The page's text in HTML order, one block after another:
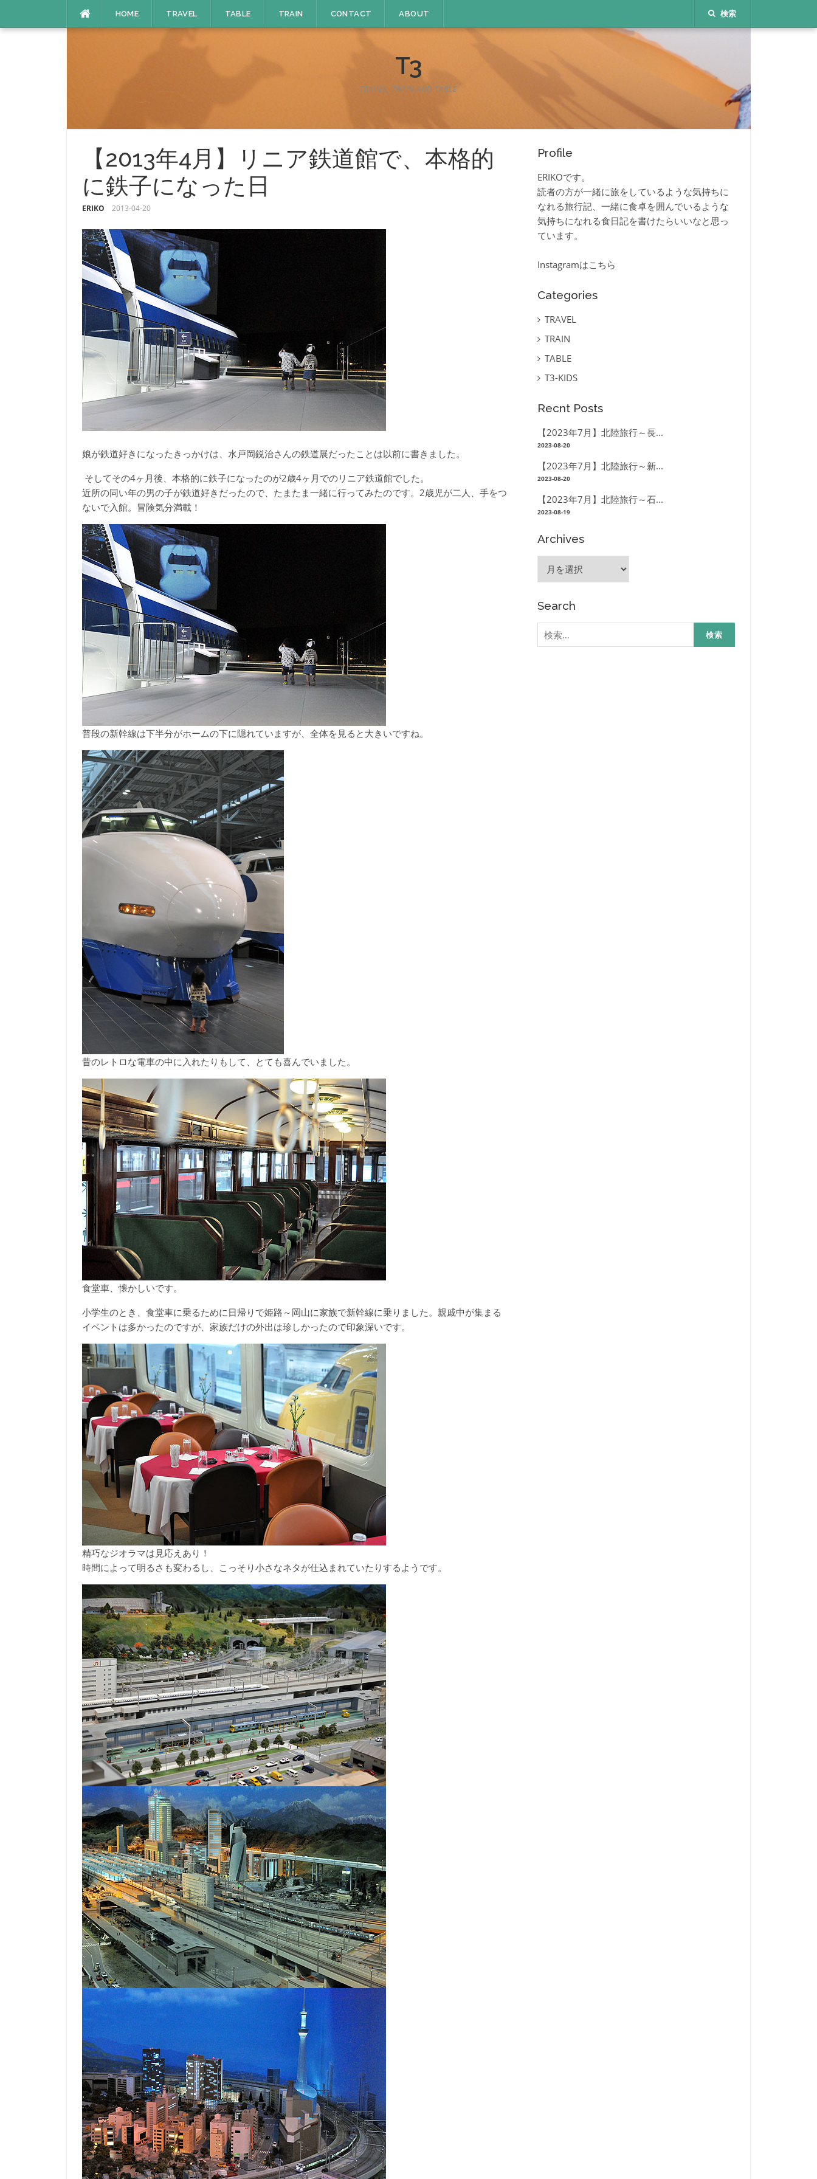
HOME TRAVEL TABLE TRAIN CONTACT ABOUT 検索
T3
TRAVEL, TRAIN AND TABLE
【2013年4月】リニア鉄道館で、本格的
に鉄子になった日
ERIKO 2013-04-20
娘が鉄道好きになったきっかけは、水戸岡鋭治さんの鉄道展だったことは以前に書きました。
そしてその4ヶ月後、本格的に鉄子になったのが2歳4ヶ月でのリニア鉄道館でした。
近所の同い年の男の子が鉄道好きだったので、たまたま一緒に行ってみたのです。2歳児が二人、手をつ
ないで入館。冒険気分満載！
普段の新幹線は下半分がホームの下に隠れていますが、全体を見ると大きいですね。
昔のレトロな電車の中に入れたりもして、とても喜んでいました。
食堂車、懐かしいです。
小学生のとき、食堂車に乗るために日帰りで姫路～岡山に家族で新幹線に乗りました。親戚中が集まる
イベントは多かったのですが、家族だけの外出は珍しかったので印象深いです。
精巧なジオラマは見応えあり！
時間によって明るさも変わるし、こっそり小さなネタが仕込まれていたりするようです。
Profile
ERIKOです。
読者の方が一緒に旅をしているような気持ちに
なれる旅行記、一緒に食卓を囲んでいるような
気持ちになれる食日記を書けたらいいなと思っ
ています。
Instagramはこちら
Categories
TRAVEL
TRAIN
TABLE
T3-KIDS
Recnt Posts
【2023年7月】北陸旅行～長...
2023-08-20
【2023年7月】北陸旅行～新...
2023-08-20
【2023年7月】北陸旅行～石...
2023-08-19
Archives
Archives
Search
検
索: